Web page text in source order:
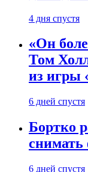
4 дня спустя
«Он
Том
из игры
6 дней спустя
Бортко
6 дней спустя